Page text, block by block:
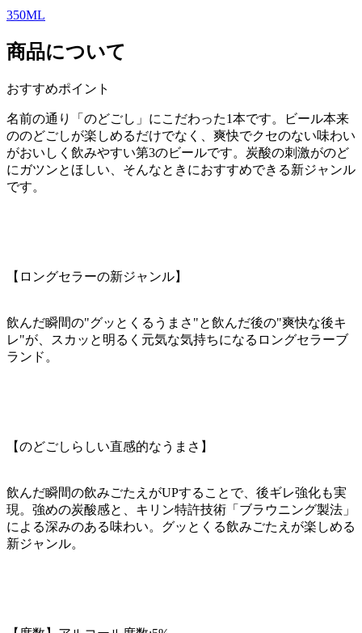
350ML
商品について
おすすめポイント
名前の通り「のどごし」にこだわった1本です。ビール本来
ののどごしが楽しめるだけでなく、爽快でクセのない味わい
がおいしく飲みやすい第3のビールです。炭酸の刺激がのど
にガツンとほしい、そんなときにおすすめできる新ジャンル
です。
【ロングセラーの新ジャンル】
飲んだ瞬間の"グッとくるうまさ"と飲んだ後の"爽快な後キ
レ"が、スカッと明るく元気な気持ちになるロングセラーブ
ランド。
【のどごしらしい直感的なうまさ】
飲んだ瞬間の飲みごたえがUPすることで、後ギレ強化も実
現。強めの炭酸感と、キリン特許技術「ブラウニング製法」
による深みのある味わい。グッとくる飲みごたえが楽しめる
新ジャンル。